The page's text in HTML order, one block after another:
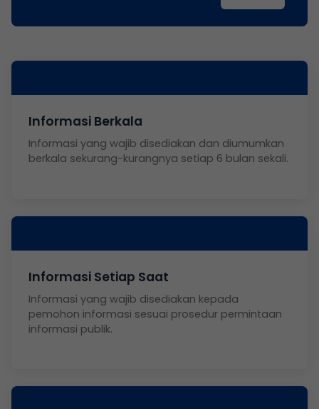
Informasi Berkala
Informasi yang wajib disediakan dan diumumkan
berkala sekurang-kurangnya setiap 6 bulan sekali.
Informasi Setiap Saat
Informasi yang wajib disediakan kepada
pemohon informasi sesuai prosedur permintaan
informasi publik.